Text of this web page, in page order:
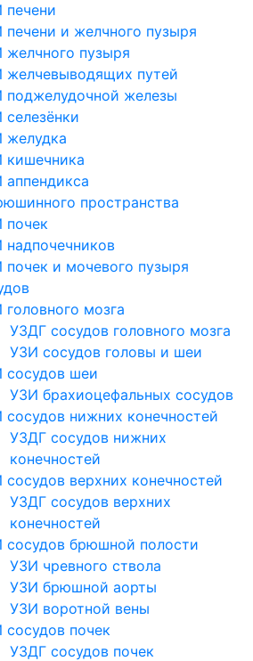
печени
печени и желчного пузыря
желчного пузыря
желчевыводящих путей
поджелудочной железы
желудка
кишечника
аппендикса
пространства
почек
надпочечников
почек и мочевого пузыря
мозга
УЗДГ сосудов головного мозга
УЗИ сосудов головы и шеи
сосудов шеи
УЗИ брахиоцефальных сосудов
сосудов нижних конечностей
УЗДГ сосудов нижних
конечностей
сосудов верхних конечностей
УЗДГ сосудов верхних
конечностей
сосудов брюшной полости
УЗИ чревного ствола
УЗИ брюшной аорты
УЗИ воротной вены
сосудов почек
УЗДГ сосудов почек